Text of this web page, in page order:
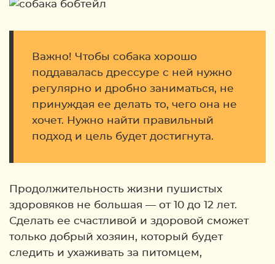
Важно! Чтобы собака хорошо
поддавалась дрессуре с ней нужно
регулярно и дробно заниматься, не
принуждая ее делать то, чего она не
хочет. Нужно найти правильный
подход и цель будет достигнута.
Продолжительность жизни пушистых
здоровяков не большая — от 10 до 12 лет.
Сделать ее счастливой и здоровой сможет
только добрый хозяин, который будет
следить и ухаживать за питомцем,